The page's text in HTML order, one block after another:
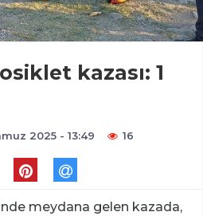
kazası: 1
2025 - 13:49 16
meydana gelen kazada,